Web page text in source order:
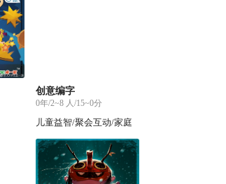
创意编字
0年/2~8 人/15~0分
儿童益智/聚会互动/家庭